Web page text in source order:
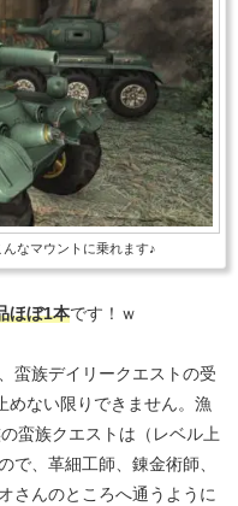
なマウントに乗れます♪
ほぼ1本です！ｗ
蛮族デイリークエストの受
めない限りできません。漁
蛮族クエストは（レベル上
で、革細工師、錬金術師、
さんのところへ通うように